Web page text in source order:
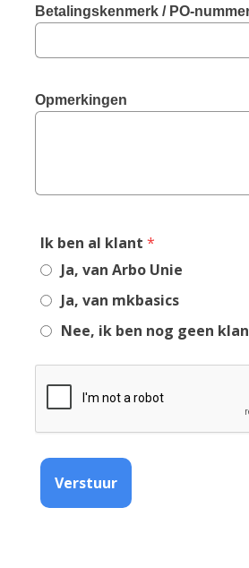
Betalingskenmerk / PO-
Opmerkingen
Ik ben al klant
required
*
Ja, van Arbo Unie
Ja, van mkbasics
Nee, ik ben nog geen
Verstuur